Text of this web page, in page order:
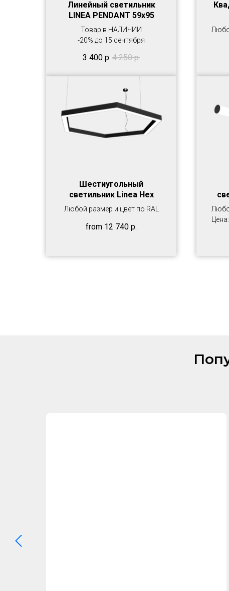
Линейный светильник
LINEA PENDANT 59х95
Товар в НАЛИЧИИ
-20% до 15 сентября
3 400 р.4 250 р.
Шестиугольный
светильник Linea Hex
Любой размер и цвет по RAL
from 12 740 р.